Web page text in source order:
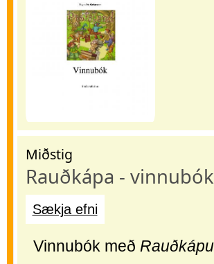
Miðstig
Rauðkápa - vinnubók
Sækja efni
Vinnubók með Rauðkápu